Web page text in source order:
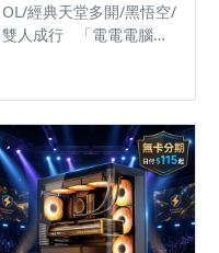
OL/經典天堂多開/黑悟空/
雙人成行 「電電電腦澄
你的後盾，全機送一鍵還
原系統，省時省力更安
心！」 霓虹戰神，電競信
仰・全新RTX5060戰未
來！ 這台電腦專為追求極
致效能與視覺饗宴的玩家
打造，採用強大的 Intel